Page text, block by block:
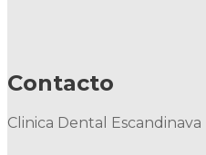
Contacto
Clinica Dental Escandinava